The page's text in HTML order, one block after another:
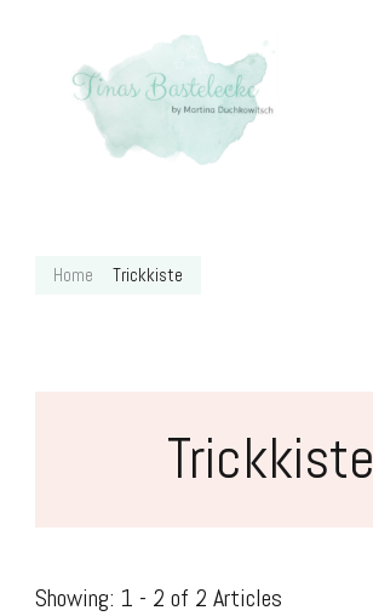
Home Trickkiste
Trickkiste
Showing: 1 - 2 of 2 Articles